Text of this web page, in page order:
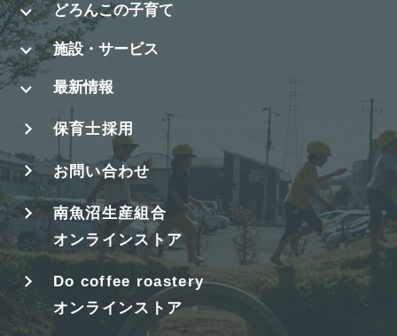
どろんこの子育て
施設・サービス
最新情報
保育士採用
お問い合わせ
南魚沼生産組合
オンラインストア
Do coffee roastery
オンラインストア